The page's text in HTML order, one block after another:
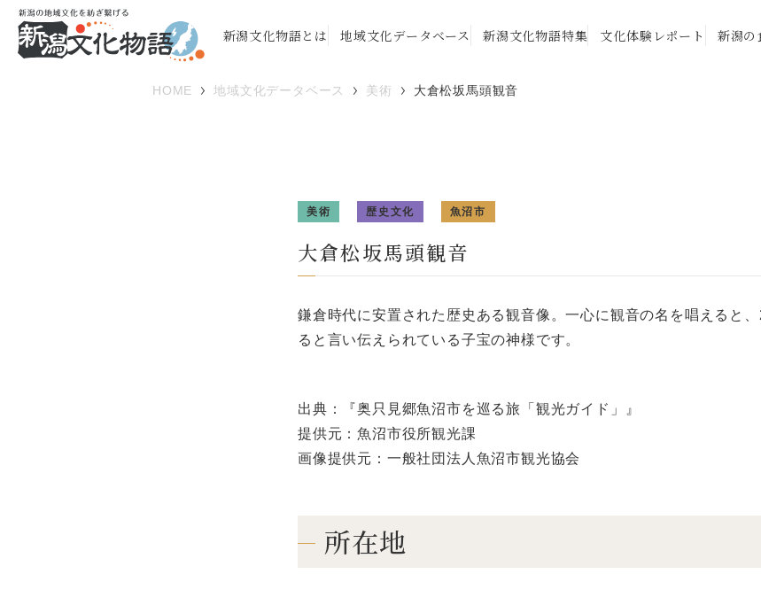
新潟文化物語とは 地域文化データベース 新潟文化物語特集 文化体験レポート 新潟の
HOME 地域文化データベース 美術 大倉松坂馬頭観音
美術 歴史文化 魚沼市
大倉松坂馬頭観音
鎌倉時代に安置された歴史ある観音像。一心に観音の名を唱えると
ると言い伝えられている子宝の神様です。
出典：『奥只見郷魚沼市を巡る旅「観光ガイド」』
提供元：魚沼市役所観光課
画像提供元：一般社団法人魚沼市観光協会
所在地